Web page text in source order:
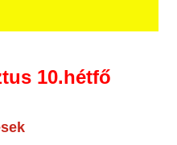
10.hétfő